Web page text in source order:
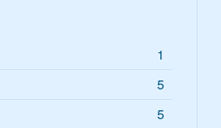
1
5
5